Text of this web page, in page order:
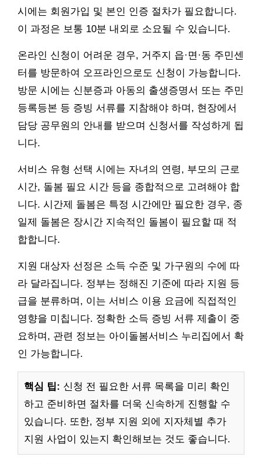
시에는 회원가입 및 본인 인증 절차가 필요합니다.
이 과정은 보통 10분 내외로 소요될 수 있습니다.
온라인 신청이 어려운 경우, 거주지 읍·면·동 주민센
터를 방문하여 오프라인으로도 신청이 가능합니다.
방문 시에는 신분증과 아동의 출생증명서 또는 주민
등록등본 등 증빙 서류를 지참해야 하며, 현장에서
담당 공무원의 안내를 받으며 신청서를 작성하게 됩
니다.
서비스 유형 선택 시에는 자녀의 연령, 부모의 근로
시간, 돌봄 필요 시간 등을 종합적으로 고려해야 합
니다. 시간제 돌봄은 특정 시간에만 필요한 경우, 종
일제 돌봄은 장시간 지속적인 돌봄이 필요할 때 적
합합니다.
지원 대상자 선정은 소득 수준 및 가구원의 수에 따
라 달라집니다. 정부는 정해진 기준에 따라 지원 등
급을 분류하며, 이는 서비스 이용 요금에 직접적인
영향을 미칩니다. 정확한 소득 증빙 서류 제출이 중
요하며, 관련 정보는 아이돌봄서비스 누리집에서 확
인 가능합니다.
핵심 팁: 신청 전 필요한 서류 목록을 미리 확인
하고 준비하면 절차를 더욱 신속하게 진행할 수
있습니다. 또한, 정부 지원 외에 지자체별 추가
지원 사업이 있는지 확인해보는 것도 좋습니다.